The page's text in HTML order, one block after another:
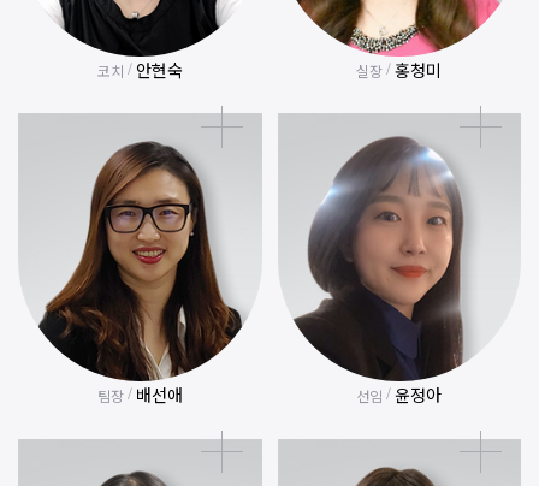
코치/ 안현숙 실장/ 홍청미
팀장/ 배선애 선임/ 윤정아